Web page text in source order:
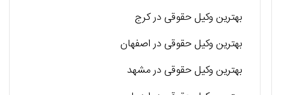
بهترین وکیل حقوقی در کرج
بهترین وکیل حقوقی در اصفهان
بهترین وکیل حقوقی در مشهد